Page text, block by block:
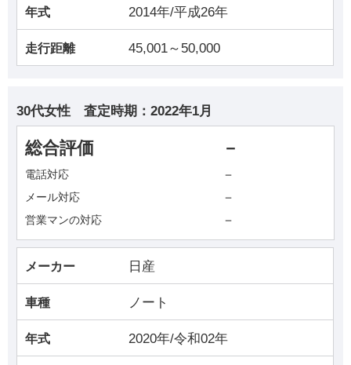
年式 2014年/平成26年
走行距離 45,001～50,000
30代女性 査定時期： 2022年1月
総合評価 －
電話対応 －
メール対応 －
営業マンの対応 －
メーカー 日産
車種 ノート
年式 2020年/令和02年